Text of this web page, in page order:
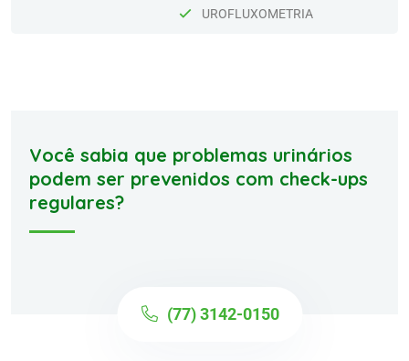
UROFLUXOMETRIA
Você sabia que problemas urinários
podem ser prevenidos com check-ups
regulares?
(77) 3142-0150